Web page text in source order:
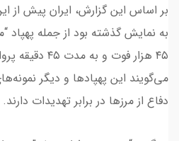
بر اساس این گزارش، ایران پیش از
به نمایش گذشته بود از جمله پهپاد
۴۵ هزار فوت و
می‌گویند این پهپادها و دیگر
دفاع از مرزها در برابر تهدیدات دارند.